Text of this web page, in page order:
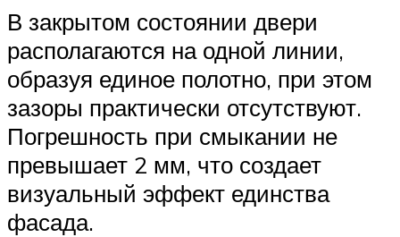
В закрытом состоянии двери
располагаются на одной линии,
образуя единое полотно, при этом
зазоры практически отсутствуют.
Погрешность при смыкании не
превышает 2 мм, что создает
визуальный эффект единства
фасада.